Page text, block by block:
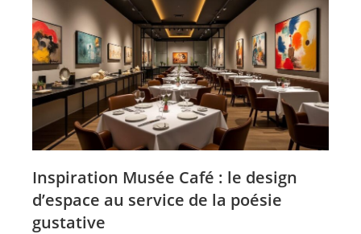
Inspiration Musée Café : le design
d’espace au service de la poésie
gustative